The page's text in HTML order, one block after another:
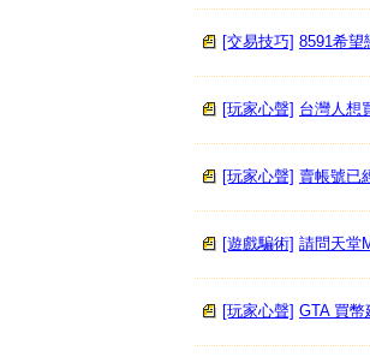
[交易技巧] 8591希望
[玩家心聲] 台灣人想
[玩家心聲] 賣帳號已
[遊戲騙術] 請問天堂
[玩家心聲] GTA 買